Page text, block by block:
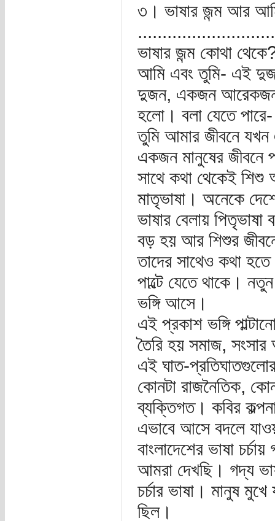
৩। ভাষার জন্ম আর
ভাষার জন্ম কোথা
আমি এবং তুমি- এই
দুজন, একজন
হলো। বলা যেতে পারে-
তুমি আমার জীবনে
একজন মানুষের
সাথে কথা থেকেই
মাতৃভাষা। অনেকে
ভাষার বেলায় পিতৃভাষা
বড় হয় আর শিশুর
তাদের সাথেও কথা
পাল্টে যেতে থাকে।
ভঙ্গি আসে।
এই প্রকাশ ভঙ্গি
তৈরি হয় সমাজ,
এই ঘাত-
কোনটা রাজনৈতিক,
ব্যক্তিগত। কবির
এভাবে আসে বদলে
বাংলাদেশের ভাষা
আমরা দেখছি। গদ্য
চর্চার ভাষা। মানুষ
ছিল।